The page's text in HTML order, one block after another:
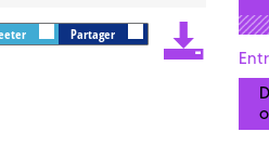
Partager